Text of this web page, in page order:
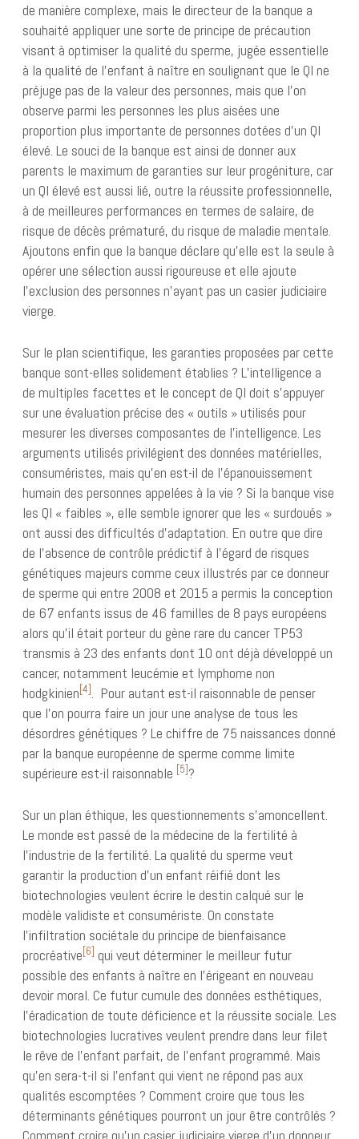
de manière complexe, mais le directeur de la banque a
souhaité appliquer une sorte de principe de précaution
visant à optimiser la qualité du sperme, jugée essentielle
à la qualité de l’enfant à naître en soulignant que le QI ne
préjuge pas de la valeur des personnes, mais que l’on
observe parmi les personnes les plus aisées une
proportion plus importante de personnes dotées d’un QI
élevé. Le souci de la banque est ainsi de donner aux
parents le maximum de garanties sur leur progéniture, car
un QI élevé est aussi lié, outre la réussite professionnelle,
à de meilleures performances en termes de salaire, de
risque de décès prématuré, du risque de maladie mentale.
Ajoutons enfin que la banque déclare qu’elle est la seule à
opérer une sélection aussi rigoureuse et elle ajoute
l’exclusion des personnes n’ayant pas un casier judiciaire
vierge.
Sur le plan scientifique, les garanties proposées par cette
banque sont-elles solidement établies ? L’intelligence a
de multiples facettes et le concept de QI doit s’appuyer
sur une évaluation précise des « outils » utilisés pour
mesurer les diverses composantes de l’intelligence. Les
arguments utilisés privilégient des données matérielles,
consuméristes, mais qu’en est-il de l’épanouissement
humain des personnes appelées à la vie ? Si la banque vise
les QI « faibles », elle semble ignorer que les « surdoués »
ont aussi des difficultés d’adaptation. En outre que dire
de l’absence de contrôle prédictif à l’égard de risques
génétiques majeurs comme ceux illustrés par ce donneur
de sperme qui entre 2008 et 2015 a permis la conception
de 67 enfants issus de 46 familles de 8 pays européens
alors qu’il était porteur du gène rare du cancer TP53
transmis à 23 des enfants dont 10 ont déjà développé un
cancer, notamment leucémie et lymphome non
hodgkinien[4]
. Pour autant est-il raisonnable de penser
que l’on pourra faire un jour une analyse de tous les
désordres génétiques ? Le chiffre de 75 naissances donné
par la banque européenne de sperme comme limite
supérieure est-il raisonnable [5]?
Sur un plan éthique, les questionnements s’amoncellent.
Le monde est passé de la médecine de la fertilité à
l’industrie de la fertilité. La qualité du sperme veut
garantir la production d’un enfant réifié dont les
biotechnologies veulent écrire le destin calqué sur le
modèle validiste et consumériste. On constate
l’infiltration sociétale du principe de bienfaisance
procréative[6] qui veut déterminer le meilleur futur
possible des enfants à naître en l’érigeant en nouveau
devoir moral. Ce futur cumule des données esthétiques,
l’éradication de toute déficience et la réussite sociale. Les
biotechnologies lucratives veulent prendre dans leur filet
le rêve de l’enfant parfait, de l’enfant programmé. Mais
qu’en sera-t-il si l’enfant qui vient ne répond pas aux
qualités escomptées ? Comment croire que tous les
déterminants génétiques pourront un jour être contrôlés ?
Comment croire qu’un casier judiciaire vierge d’un donneur